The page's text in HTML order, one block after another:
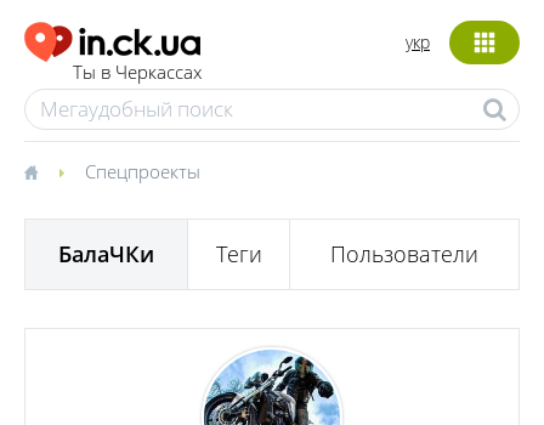
Ты в Черкассах
укр
Спецпроекты
БалаЧКи Теги Пользователи